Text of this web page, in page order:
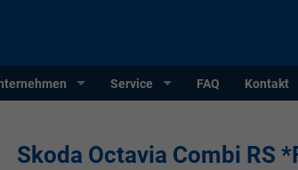
Service FAQ Kontakt
Skoda Octavia Combi RS